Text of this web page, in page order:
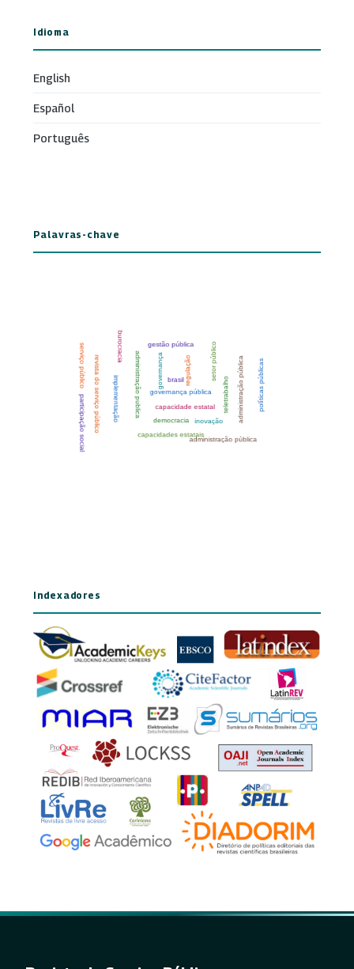
Idioma
English
Español
Português
Palavras-chave
Indexadores